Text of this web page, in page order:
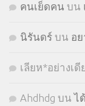
คนเย็ดคน บน
นิรันดร์ บน อ
เลียห*อย่างเดี
Ahdhdg บนไ